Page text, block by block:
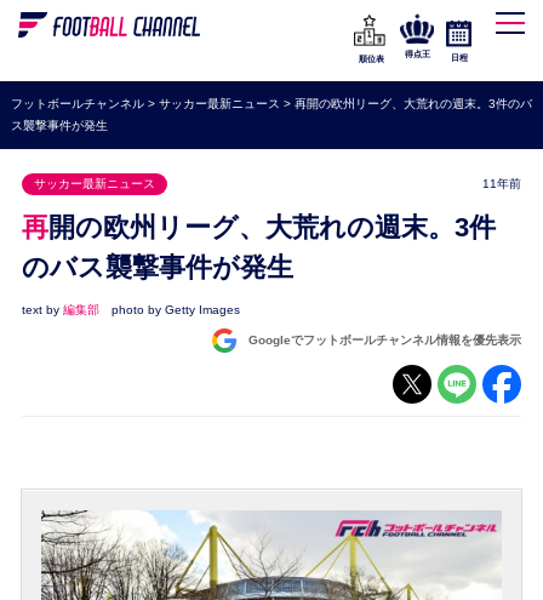
WEリーグ
海外サッカー
プレミアリーグ
ラ・リーガ
セリエA
ブンデスリーガ
UEFA
ナショナルチーム
順位表
得点王 日程
フットボールチャンネル> サッカー最新ニュース > 再開の欧州リーグ、大荒れの週末。3件のバ
ス襲撃事件が発生
サッカー最新ニュース 11年前
再開の欧州リーグ、大荒れの週末。3件
のバス襲撃事件が発生
text by 編集部 photo by Getty Images
Googleでフットボールチャンネル情報を優先表示